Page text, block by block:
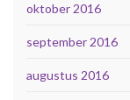
oktober 2016
september 2016
augustus 2016